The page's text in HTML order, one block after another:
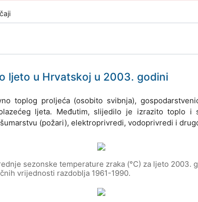
ljeto u Hrvatskoj u 2003. godini
toplog proljeća (osobito svibnja),
ljeta. Međutim, slijedilo je izrazito toplo
(požari), elektroprivredi, vodoprivredi i
sezonske temperature zraka (°C) za ljeto 2003.
vrijednosti razdoblja 1961-1990.